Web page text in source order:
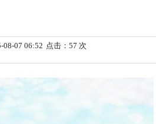
08-07 06:52 点击：57 次